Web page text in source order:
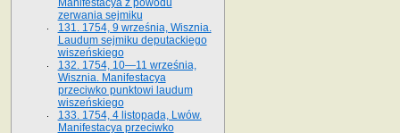
Manifestacya z powodu
zerwania sejmiku
131. 1754, 9 września, Wisznia.
Laudum sejmiku deputackiego
wiszeńskiego
132. 1754, 10—11 września,
Wisznia. Manifestacya
przeciwko punktowi laudum
wiszeńskiego
133. 1754, 4 listopada, Lwów.
Manifestacya przeciwko